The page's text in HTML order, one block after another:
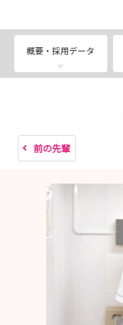
夏休みを利用して
す。
実際に見て、聞いて
気、職場の人間関
ご希望の日程を教
お友達も誘って参
また、web説明会
--- ポイント ---
🌸病院だからこそ
🌸職員寮『まる・
🌸先輩看護師のぶ
＼こんな方におスス
🌸一人暮らしを始
概要・採用データ
前の先輩